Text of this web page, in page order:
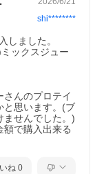
shi********
しました。
ックスジュー
んのプロテイ
と思います。(ブ
ませんでした。)
額で購入出来る
ね 0